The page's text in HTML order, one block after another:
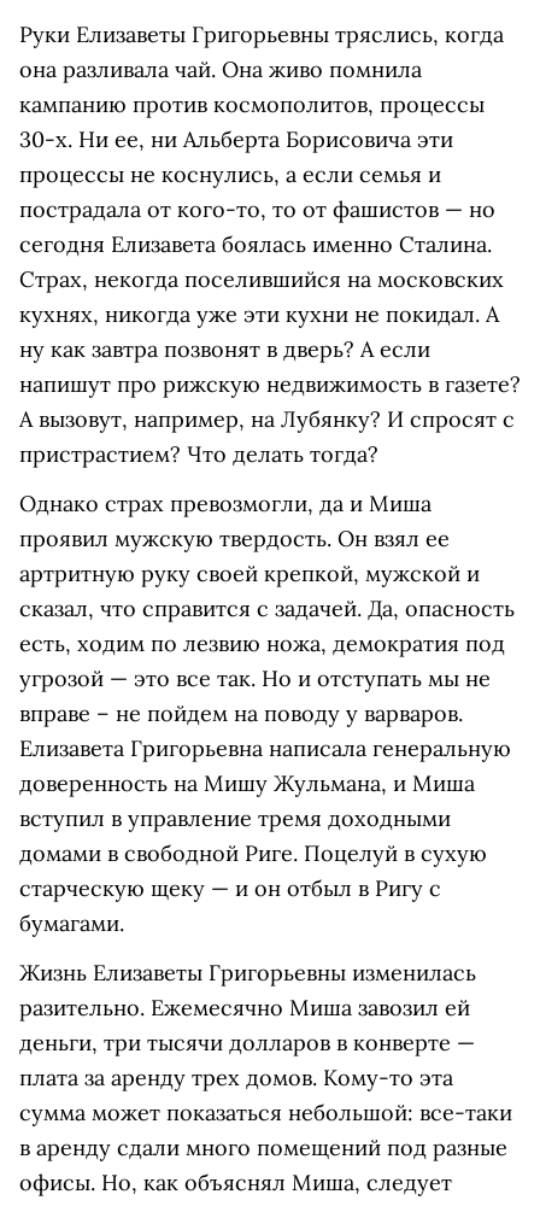
Руки Елизаветы Григорьевны тряслись, когда
она разливала чай. Она живо помнила
кампанию против космополитов, процессы
30-х. Ни ее, ни Альберта Борисовича эти
процессы не коснулись, а если семья и
пострадала от кого-то, то от фашистов — но
сегодня Елизавета боялась именно Сталина.
Страх, некогда поселившийся на московских
кухнях, никогда уже эти кухни не покидал. А
ну как завтра позвонят в дверь? А если
напишут про рижскую недвижимость в газете?
А вызовут, например, на Лубянку? И спросят с
пристрастием? Что делать тогда?
Однако страх превозмогли, да и Миша
проявил мужскую твердость. Он взял ее
артритную руку своей крепкой, мужской и
сказал, что справится с задачей. Да, опасность
есть, ходим по лезвию ножа, демократия под
угрозой — это все так. Но и отступать мы не
вправе – не пойдем на поводу у варваров.
Елизавета Григорьевна написала генеральную
доверенность на Мишу Жульмана, и Миша
вступил в управление тремя доходными
домами в свободной Риге. Поцелуй в сухую
старческую щеку — и он отбыл в Ригу с
бумагами.
Жизнь Елизаветы Григорьевны изменилась
разительно. Ежемесячно Миша завозил ей
деньги, три тысячи долларов в конверте —
плата за аренду трех домов. Кому-то эта
сумма может показаться небольшой: все-таки
в аренду сдали много помещений под разные
офисы. Но, как объяснял Миша, следует